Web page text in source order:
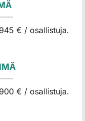
€ / osallistuja.
€ / osallistuja.